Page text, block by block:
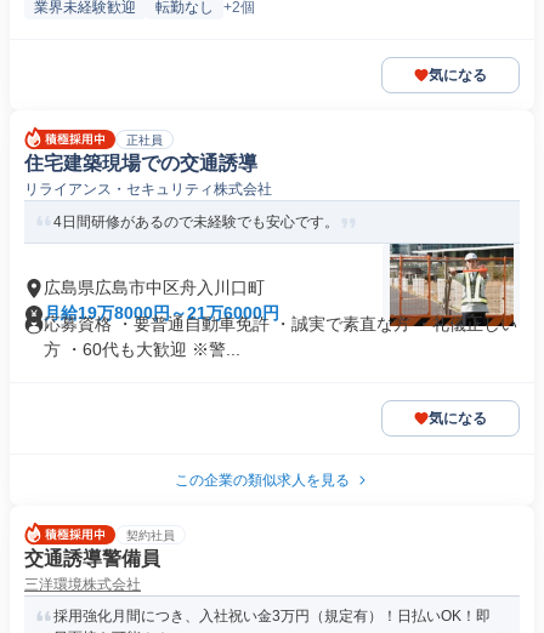
業界未経験歓迎 転勤なし +2個
気になる
正社員
住宅建築現場での交通誘導
リライアンス・セキュリティ株式会社
4日間研修があるので未経験でも安心です。
広島県広島市中区舟入川口町
月給19万8000円～21万6000円
応募資格 ・要普通自動車免許 ・誠実で素直な方 ・礼儀正しい
方 ・60代も大歓迎 ※警...
気になる
この企業の類似求人を見る
契約社員
交通誘導警備員
三洋環境株式会社
採用強化月間につき、入社祝い金3万円（規定有）！日払いOK！即